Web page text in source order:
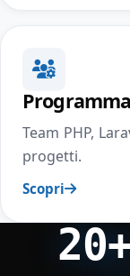
Team PHP,
progetti.
Scopri